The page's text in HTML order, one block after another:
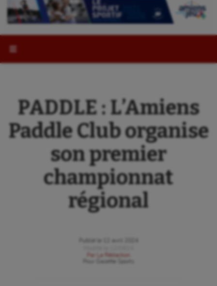
PADDLE : L’Amiens
Paddle Club organise
son premier
championnat
régional
Publié le
12 avril 2024
Par
La Rédaction
Gazette Sports